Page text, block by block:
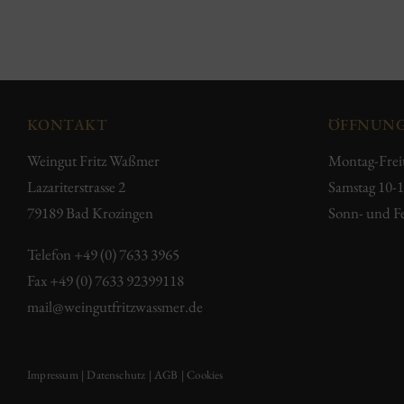
KONTAKT
Weingut Fritz Waßmer
Lazariterstrasse 2
79189 Bad Krozingen
Telefon +49 (0) 7633 3965
Fax +49 (0) 7633 92399118
mail@weingutfritzwassmer.de
Montag-
Samstag
Sonn- und
Impressum | Datenschutz |AGB | Cookies